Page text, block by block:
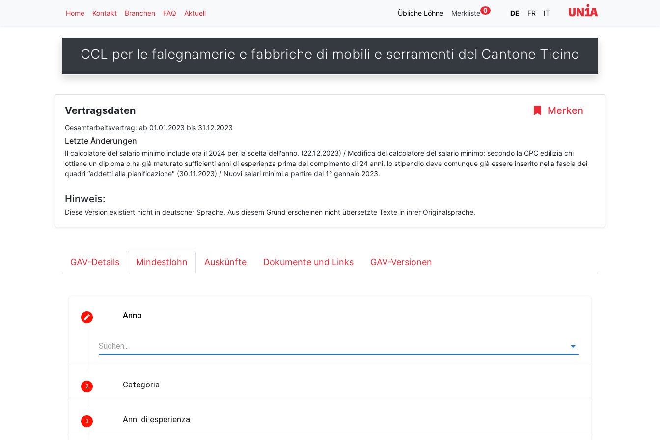
Home Kontakt Branchen FAQ Aktuell Übliche Löhne Merkliste 0 DE FR IT
CCL per le falegnamerie e fabbriche di mobili e serramenti del Cantone Ticino
Merken
Vertragsdaten
Gesamtarbeitsvertrag: ab 01.01.2023 bis 31.12.2023
Letzte Änderungen
Il calcolatore del salario minimo include ora il 2024 per la scelta dell'anno. (22.12.2023) / Modifica del calcolatore del salario minimo: secondo la CPC edilizia chi
ottiene un diploma o ha già maturato sufficienti anni di esperienza prima del compimento di 24 anni, lo stipendio deve comunque già essere inserito nella fascia dei
quadri “addetti alla pianificazione" (30.11.2023) / Nuovi salari minimi a partire dal 1° gennaio 2023.
Hinweis:
Diese Version existiert nicht in deutscher Sprache. Aus diesem Grund erscheinen nicht übersetzte Texte in ihrer Originalsprache.
GAV-Details Mindestlohn Auskünfte Dokumente und Links GAV-Versionen
Anno
2 Categoria
3 Anni di esperienza